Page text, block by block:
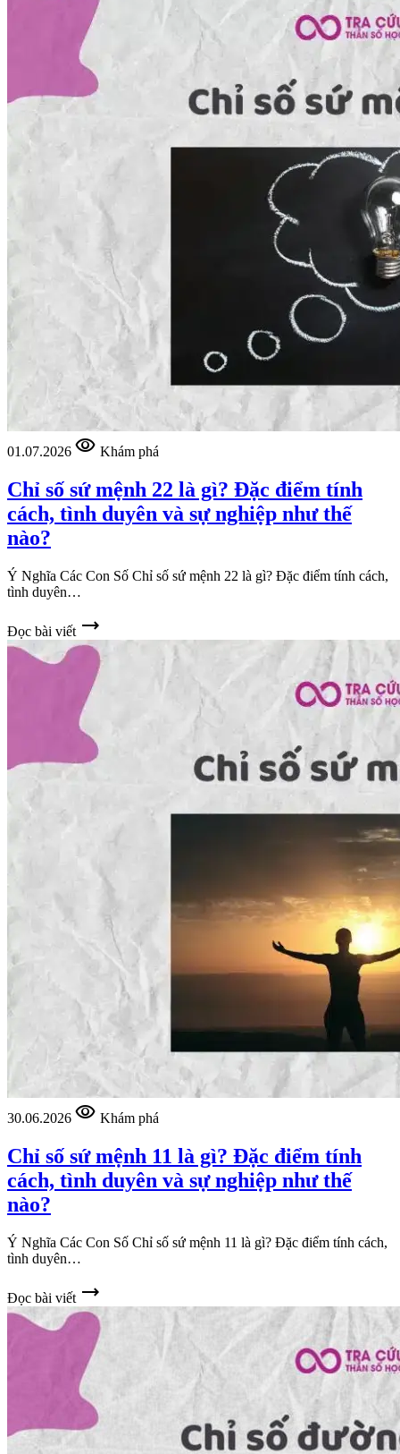
01.07.2026 visibility Khám phá
Chỉ số sứ mệnh 22 là gì? Đặc điểm tính
cách, tình duyên và sự nghiệp như thế
nào?
Ý Nghĩa Các Con Số Chỉ số sứ mệnh 22 là gì? Đặc điểm tính cách,
tình duyên…
Đọc bài viết trending_flat
30.06.2026 visibility Khám phá
Chỉ số sứ mệnh 11 là gì? Đặc điểm tính
cách, tình duyên và sự nghiệp như thế
nào?
Ý Nghĩa Các Con Số Chỉ số sứ mệnh 11 là gì? Đặc điểm tính cách,
tình duyên…
Đọc bài viết trending_flat